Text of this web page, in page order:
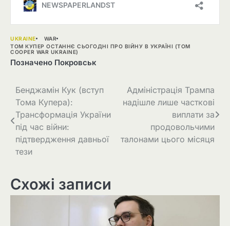
UKRAINE
WAR
ТОМ КУПЕР ОСТАННЄ СЬОГОДНІ ПРО ВІЙНУ В УКРАЇНІ (TOM
COOPER WAR UKRAINE)
Позначено Покровськ
Навігація
записів
Бенджамін Кук (вступ
Тома Купера):
Трансформація України
під час війни:
підтвердження давньої
тези
Адміністрація Трампа
надішле лише часткові
виплати за
продовольчими
талонами цього місяця
Схожі записи